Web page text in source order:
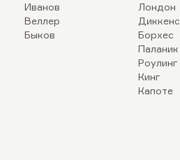
Иванов
Веллер
Быков
Лондон
Диккенс
Борхес
Паланик
Роулинг
Кинг
Капоте